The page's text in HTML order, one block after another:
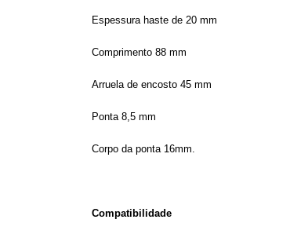
Espessura haste de 20 mm
Comprimento 88 mm
Arruela de encosto 45 mm
Ponta 8,5 mm
Corpo da ponta 16mm.
Compatibilidade